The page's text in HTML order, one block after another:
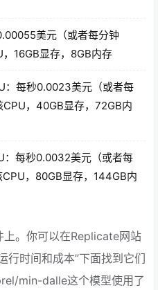
美元（或者每分钟
16GB显存，8GB内存
：每秒0.0023美元（或者每
，40GB显存，72GB内
：每秒0.0032美元（或者每
，80GB显存，144GB内
上。你可以在Replicate网站
行时间和成本”下面找到它们
min-dalle这个模型使用了